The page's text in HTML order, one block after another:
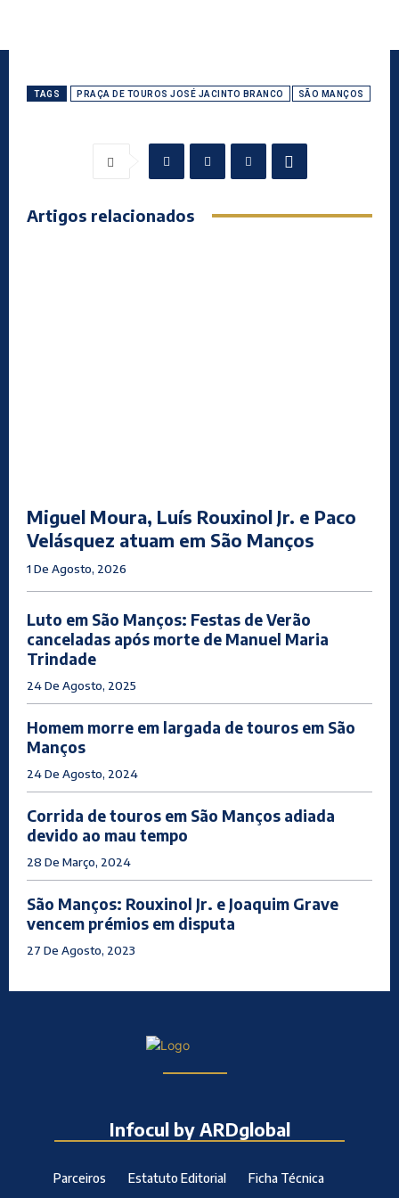
TAGS PRAÇA DE TOUROS JOSÉ JACINTO BRANCO SÃO MANÇOS
Artigos relacionados
Miguel Moura, Luís Rouxinol Jr. e Paco
Velásquez atuam em São Manços
1 De Agosto, 2026
Luto em São Manços: Festas de Verão
canceladas após morte de Manuel Maria
Trindade
24 De Agosto, 2025
Homem morre em largada de touros em São
Manços
24 De Agosto, 2024
Corrida de touros em São Manços adiada
devido ao mau tempo
28 De Março, 2024
São Manços: Rouxinol Jr. e Joaquim Grave
vencem prémios em disputa
27 De Agosto, 2023
Infocul by ARDglobal
Parceiros Estatuto Editorial
Ficha Técnica